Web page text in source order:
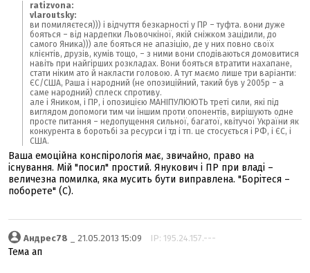
ratizvona:
vlaroutsky:
ви помиляєтеся))) і відчуття безкарності у ПР – туфта. вони дуже
бояться – від нардепки Льовочкіної, якій сніжком зацідили, до
самого Яника))) але бояться не апазіцію, де у них повно своїх
клієнтів, друзів, кумів тощо, – з ними вони сподіваються домовитися
навіть при найгірших розкладах. Вони бояться втратити нахапане,
стати ніким ато й накласти головою. А тут маємо лише три варіанти:
ЄС/США, Раша і народний (не опозиційний, такий був у 2005р – а
саме народний) сплеск спротиву.
але і Яником, і ПР, і опозицією МАНІПУЛЮЮТЬ треті сили, які під
виглядом допомоги тим чи іншим проти опонентів, вирішують одне
просте питання – недопущення сильної, багатої, квітучої України як
конкурента в боротьбі за ресурси і тд і тп. це стосується і РФ, і ЄС, і
США.
Ваша емоційна конспірологія має, звичайно, право на
існування. Мій "посил" простий. Янукович і ПР при владі –
величезна помилка, яка мусить бути виправлена. "Борітеся –
поборете" (С).
Андрес78 _ 21.05.2013 15:09 IP: 195.24.157.---
Тема ап